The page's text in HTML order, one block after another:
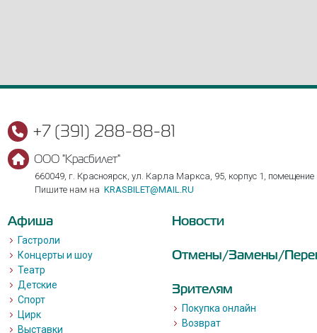
+7 (391) 288-88-81
ООО "Красбилет"
660049, г. Красноярск, ул. Карла Маркса, 95, корпус 1, помещение
Пишите нам на KRASBILET@MAIL.RU
Афиша
Гастроли
Концерты и шоу
Театр
Детские
Спорт
Цирк
Выставки
Новости
Отмены/Замены/
Зрителям
Покупка онлайн
Возврат